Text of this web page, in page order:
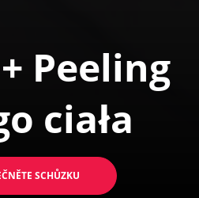
Peeling
ciała
SCHŮZKU